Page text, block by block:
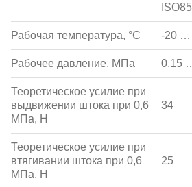
Рабочая температура, °С -20 …
Рабочее давление, МПа 0,15
Теоретическое усилие при
выдвижении штока при 0,6
МПа, Н
34
Теоретическое усилие при
втягивании штока при 0,6
МПа, Н
25